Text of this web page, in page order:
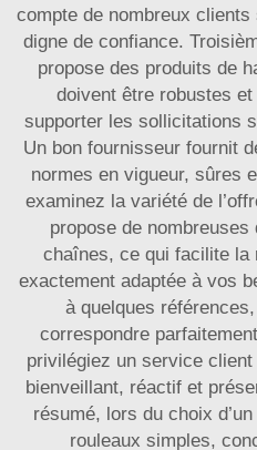
compte de nombreux
digne de confiance.
propose des produits de
doivent être robustes
supporter les sollicitations
Un bon fournisseur fournit
normes en vigueur, sûres
examinez la variété de
propose de
chaînes, ce qui facilite la
exactement adaptée à vos
à quelques
correspondre
privilégiez un service
bienveillant, réactif et
résumé, lors du choix
rouleaux simples,